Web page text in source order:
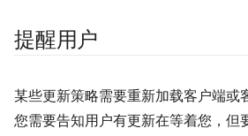
提醒用户
某些更新策略需要重新加载客户端或
您需要告知用户有更新在等着您，但